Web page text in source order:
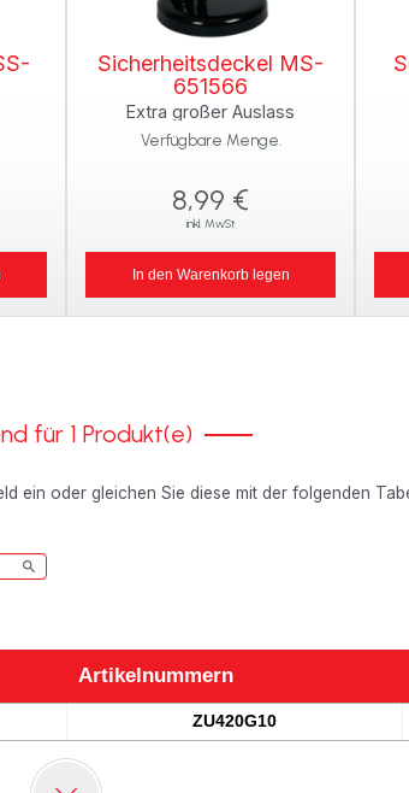
Sicherheitsdeckel MS-
651566
Extra großer Auslass
Verfügbare Menge.
8,99 €
inkl. MwSt
In den Warenkorb legen
für 1 Produkt(e)
ein oder gleichen Sie diese mit der folgenden
Artikelnummern
ArtikelnummernZU420G10